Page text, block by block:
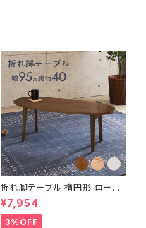
折れ脚テーブル 楕円形 ローテ
ーブル センターテーブル リビン
グテーブル 天然木 幅95 3色展
開
¥7,954
3%OFF